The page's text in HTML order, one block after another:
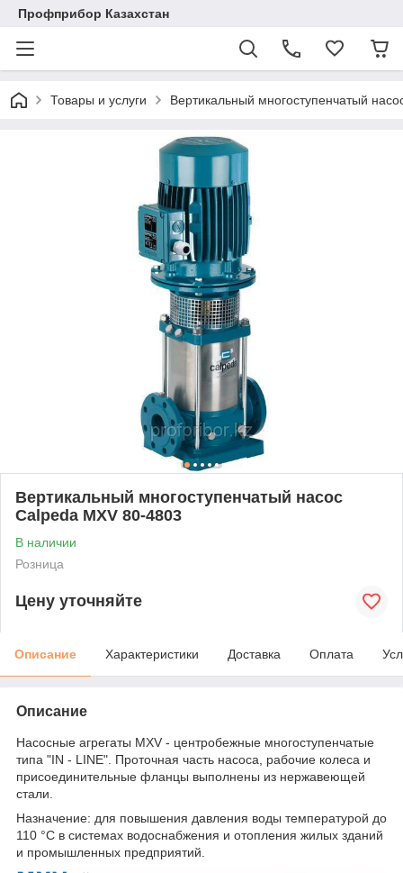
Профприбор Казахстан
Товары и услуги Вертикальный многоступенчатый
Вертикальный многоступенчатый насос
Calpeda MXV 80-4803
В наличии
Розница
Цену уточняйте
Описание Характеристики Доставка Оплата
Описание
Насосные агрегаты MXV - центробежные многоступенчатые
типа "IN - LINE". Проточная часть насоса, рабочие колеса и
присоединительные фланцы выполнены из нержавеющей
стали.
Назначение: для повышения давления воды температурой до
110 °С в системах водоснабжения и отопления жилых зданий
и промышленных предприятий.